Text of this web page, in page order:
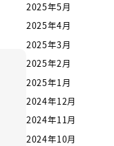
2025年5月
2025年4月
2025年3月
2025年2月
2025年1月
2024年12月
2024年11月
2024年10月